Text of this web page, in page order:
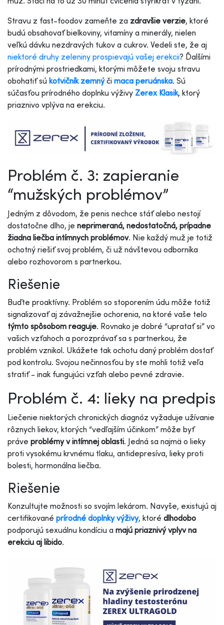
Stravu z fast-foodov zameňte za zdravšie verzie, ktoré
budú obsahovať bielkoviny, vitamíny a minerály, nielen
veľkú dávku nezdravých tukov a cukrov. Vedeli ste, že aj
niektoré druhy zeleniny prospievajú vašej erekcii? Ďalšími
prírodnými prostriedkami, ktorými môžete svoju stravu
obohatiť sú kotvičník zemnýči maca peruánska. Sú
súčasťou prírodného doplnku výživy Zerex Klasik, ktorý
priaznivo vplýva na erekciu.
Problém č. 3: zapieranie
“mužských problémov”
Jedným z dôvodom, že penis nechce stáť alebo nestojí
dostatočne dlho, je neprimeraná, nedostatočná, prípadne
žiadna liečba intímnych problémov. Nie každý muž je totiž
ochotný riešiť svoj problém, či už návštevou odborníka
alebo rozhovorom s partnerkou.
Riešenie
Buďte proaktívny. Problém so stoporením údu môže totiž
signalizovať aj závažnejšie ochorenia, na ktoré vaše telo
týmto spôsobom reaguje. Rovnako je dobré “upratať si” vo
vašich vzťahoch a porozprávať sa s partnerkou, že
problém vznikol. Ukážete tak ochotu daný problém dostať
pod kontrolu. Svojou nečinnosťou by ste mohli totiž veľa
stratiť - inak fungujúci vzťah alebo pevné zdravie.
Problém č. 4: lieky na predpis
Liečenie niektorých chronických diagnóz vyžaduje užívanie
rôznych liekov, ktorých “vedľajším účinkom” môže byť
práve problémy v intímnej oblasti. Jedná sa najmä o lieky
proti vysokému krvnému tlaku, antidepresíva, lieky proti
bolesti, hormonálna liečba.
Riešenie
Konzultujte možnosti so svojím lekárom. Navyše, existujú aj
certifikované prírodné doplnky výživy, ktoré dlhodobo
podporujú sexuálnu kondíciu a majú priaznivý vplyv na
erekciu aj libido.